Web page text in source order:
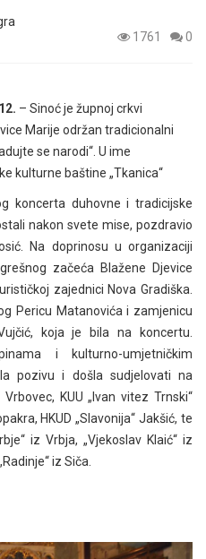
1761
0
– Sinoć je župnoj crkvi
Marije održan tradicionalni
se narodi“. U ime
kulturne baštine „Tkanica“
koncerta duhovne i tradicijske
nakon svete mise, pozdravio
Na doprinosu u organizaciji
začeća Blažene Djevice
zajednici Nova Gradiška.
Pericu Matanovića i zamjenicu
koja je bila na koncertu.
i kulturno-umjetničkim
pozivu i došla sudjelovati na
KUU „Ivan vitez Trnski“
HKUD „Slavonija“ Jakšić, te
iz Vrbja, „Vjekoslav Klaić“ iz
iz Siča.